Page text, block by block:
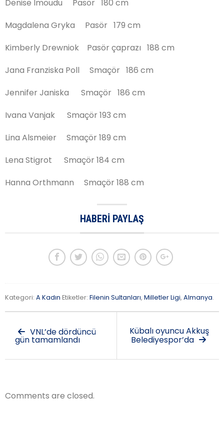
Denise Imoudu Pasör 180 cm
Magdalena Gryka Pasör 179 cm
Kimberly Drewniok Pasör çaprazı 188 cm
Jana Franziska Poll Smaçör 186 cm
Jennifer Janiska Smaçör 186 cm
Ivana Vanjak Smaçör 193 cm
Lina Alsmeier Smaçör 189 cm
Lena Stigrot Smaçör 184 cm
Hanna Orthmann Smaçör 188 cm
HABERI PAYLAŞ
Kategori: A Kadın Etiketler: Filenin Sultanları, Milletler Ligi, Almanya.
VNL’de dördüncü
gün tamamlandı
Kübalı oyuncu Akkuş
Belediyespor’da
Comments are closed.